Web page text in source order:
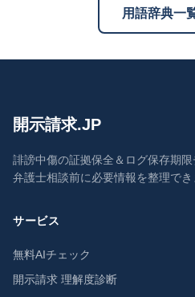
用語辞典一
開示請求.JP
誹謗中傷の証拠保全＆ログ保存期限
弁護士相談前に必要情報を整理でき
サービス
無料AIチェック
開示請求 理解度診断